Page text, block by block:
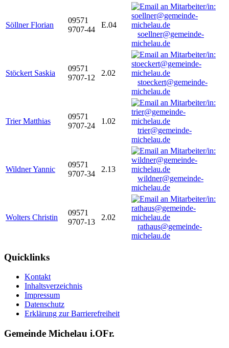
Söllner Florian
09571
9707-44
E.04
soellner@gemeinde-
michelau.de
Stöckert Saskia
09571
9707-12
2.02
stoeckert@gemeinde-
michelau.de
Trier Matthias
09571
9707-24
1.02
trier@gemeinde-
michelau.de
Wildner Yannic
09571
9707-34
2.13
wildner@gemeinde-
michelau.de
Wolters Christin
09571
9707-13
2.02
rathaus@gemeinde-
michelau.de
Quicklinks
Kontakt
Inhaltsverzeichnis
Impressum
Datenschutz
Erklärung zur Barrierefreiheit
Gemeinde Michelau i.OFr.